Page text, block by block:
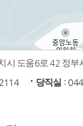
시 도움6로 42 정
당직실 :